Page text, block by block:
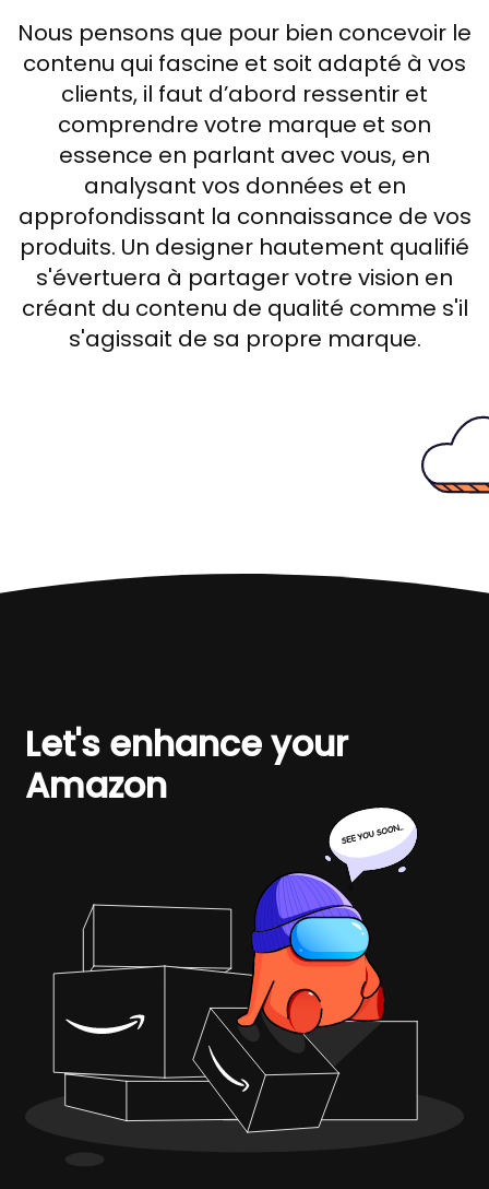
Nous pensons que pour bien concevoir le
contenu qui fascine et soit adapté à vos
clients, il faut d’abord ressentir et
comprendre votre marque et son
essence en parlant avec vous, en
analysant vos données et en
approfondissant la connaissance de vos
produits. Un designer hautement qualifié
s'évertuera à partager votre vision en
créant du contenu de qualité comme s'il
s'agissait de sa propre marque.
Let's enhance your
Amazon